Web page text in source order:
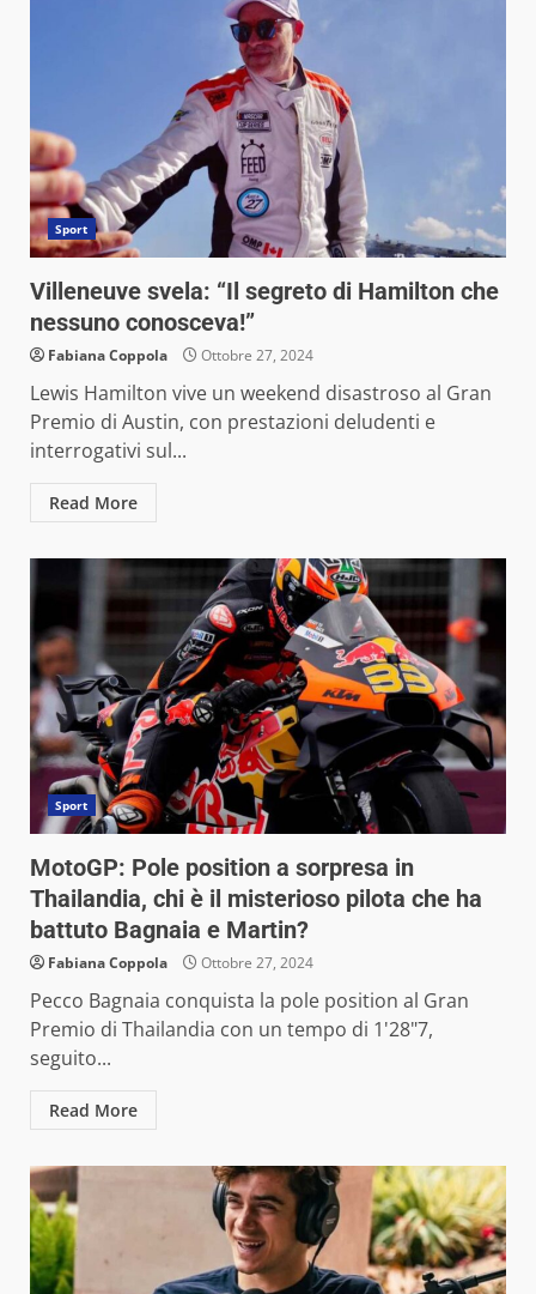
Sport
Villeneuve svela: “Il segreto di Hamilton che
nessuno conosceva!”
Fabiana Coppola Ottobre 27, 2024
Lewis Hamilton vive un weekend disastroso al Gran
Premio di Austin, con prestazioni deludenti e
interrogativi sul...
Read More
Sport
MotoGP: Pole position a sorpresa in
Thailandia, chi è il misterioso pilota che ha
battuto Bagnaia e Martin?
Fabiana Coppola Ottobre 27, 2024
Pecco Bagnaia conquista la pole position al Gran
Premio di Thailandia con un tempo di 1'28"7,
seguito...
Read More